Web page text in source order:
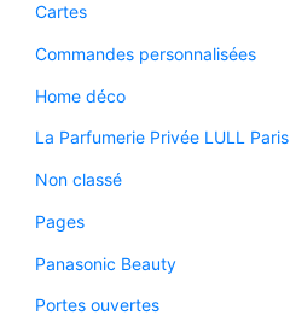
Cartes
Commandes personnalisées
Home déco
La Parfumerie Privée LULL Paris
Non classé
Pages
Panasonic Beauty
Portes ouvertes